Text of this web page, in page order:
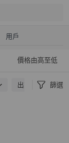
用戶
價格由高至低
出貨地點 篩選